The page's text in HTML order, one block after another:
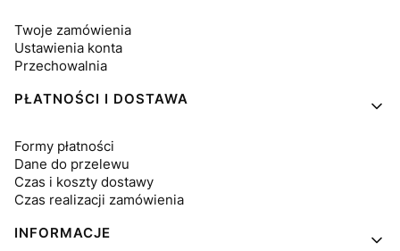
Twoje zamówienia
Ustawienia konta
Przechowalnia
PŁATNOŚCI I DOSTAWA
Formy płatności
Dane do przelewu
Czas i koszty dostawy
Czas realizacji zamówienia
INFORMACJE